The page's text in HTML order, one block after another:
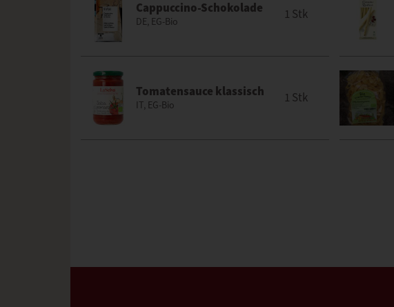
Cappuccino-Schokolade
DE, EG-Bio 1 Stk
Tomatensauce klassisch
IT, EG-Bio 1 Stk